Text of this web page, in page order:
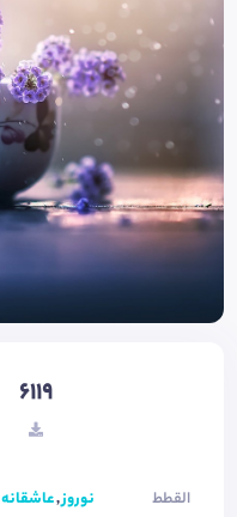
6119
القطط نوروز,عاشقانه